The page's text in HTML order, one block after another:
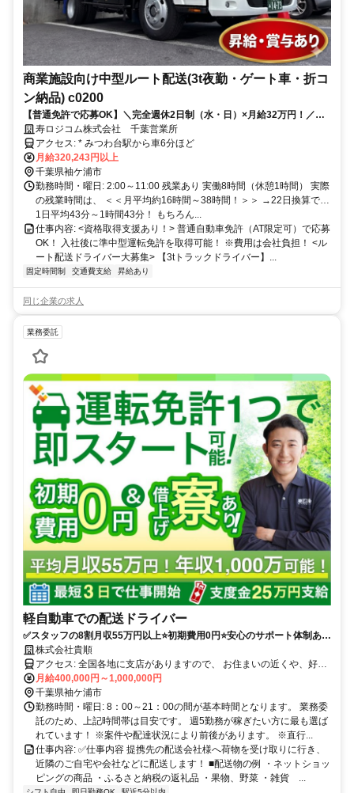
商業施設向け中型ルート配送(3t夜勤・ゲート車・折コ
ン納品) c0200
【普通免許で応募OK】＼完全週休2日制（水・日）×月給32万円！／＼
昇給＆賞与あり！／
寿ロジコム株式会社 千葉営業所
アクセス: * みつわ台駅から車6分ほど
月給320,243円以上
千葉県袖ケ浦市
勤務時間・曜日: 2:00～11:00 残業あり 実働8時間（休憩1時間） 実際
の残業時間は、 ＜＜月平均約16時間～38時間！＞＞ →22日換算で…
1日平均43分～1時間43分！ もちろん...
仕事内容: <資格取得支援あり！> 普通自動車免許（AT限定可）で応募
OK！ 入社後に準中型運転免許を取得可能！ ※費用は会社負担！ <ル
ート配送ドライバー大募集> 【3tトラックドライバー】...
固定時間制 交通費支給 昇給あり
同じ企業の求人
業務委託
軽自動車での配送ドライバー
✅スタッフの8割月収55万円以上⭐️初期費用0円⭐️安心のサポート体制あり
（車両レンタル/事故対応等）履歴書不要！
株式会社貴順
アクセス: 全国各地に支店がありますので、 お住まいの近くや、好き
な場所で働くことが可能です。 ※自宅から車で通える範囲 ・転勤は
ありません。 ・マイカーかレンタル車両での直行直帰 ・車通勤可
月給400,000円～1,000,000円
千葉県袖ケ浦市
勤務時間・曜日: 8：00～21：00の間が基本時間となります。 業務委
託のため、上記時間帯は目安です。 週5勤務が稼ぎたい方に最も選ば
れています！ ※案件や配達状況により前後があります。 ※直行...
仕事内容: ✅️仕事内容 提携先の配送会社様へ荷物を受け取りに行き、
近隣のご自宅や会社などに配送します！ ■配送物の例 ・ネットショッ
ピングの商品 ・ふるさと納税の返礼品 ・果物、野菜 ・雑貨 ...